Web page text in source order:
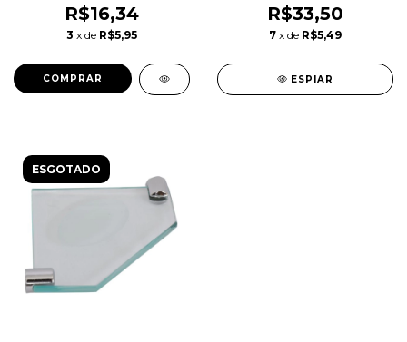
R$16,34
3 x de R$5,95
R$33,50
7 x de R$5,49
ESPIAR
ESGOTADO